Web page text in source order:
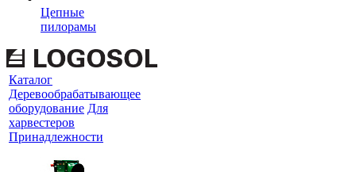
Цепные
пилорамы
Каталог
Деревообрабатывающее
оборудование Для
харвестеров
Принадлежности